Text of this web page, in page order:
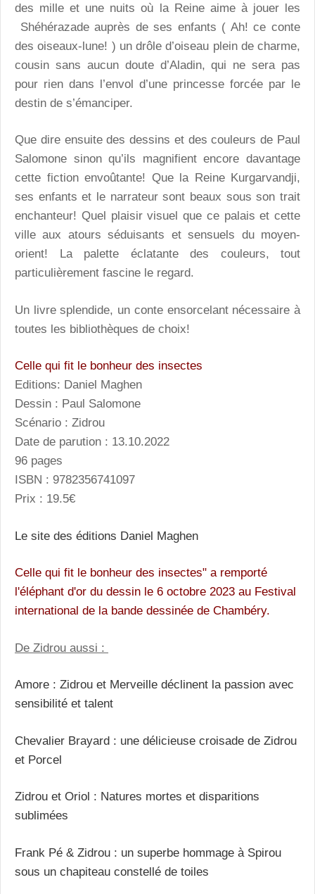
des mille et une nuits où la Reine aime à jouer les
Shéhérazade auprès de ses enfants ( Ah! ce conte
des oiseaux-lune! ) un drôle d’oiseau plein de charme,
cousin sans aucun doute d’Aladin, qui ne sera pas
pour rien dans l’envol d’une princesse forcée par le
destin de s’émanciper.
Que dire ensuite des dessins et des couleurs de Paul
Salomone sinon qu’ils magnifient encore davantage
cette fiction envoûtante! Que la Reine Kurgarvandji,
ses enfants et le narrateur sont beaux sous son trait
enchanteur! Quel plaisir visuel que ce palais et cette
ville aux atours séduisants et sensuels du moyen-
orient! La palette éclatante des couleurs, tout
particulièrement fascine le regard.
Un livre splendide, un conte ensorcelant nécessaire à
toutes les bibliothèques de choix!
Celle qui fit le bonheur des insectes
Editions: Daniel Maghen
Dessin : Paul Salomone
Scénario : Zidrou
Date de parution : 13.10.2022
96 pages
ISBN : 9782356741097
Prix : 19.5€
Le site des éditions Daniel Maghen
Celle qui fit le bonheur des insectes" a remporté
l'éléphant d'or du dessin le 6 octobre 2023 au Festival
international de la bande dessinée de Chambéry.
De Zidrou aussi :
Amore : Zidrou et Merveille déclinent la passion avec
sensibilité et talent
Chevalier Brayard : une délicieuse croisade de Zidrou
et Porcel
Zidrou et Oriol : Natures mortes et disparitions
sublimées
Frank Pé & Zidrou : un superbe hommage à Spirou
sous un chapiteau constellé de toiles